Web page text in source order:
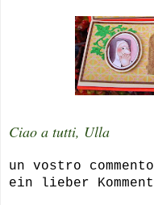
Ciao a tutti, Ulla
un vostro
ein lieber